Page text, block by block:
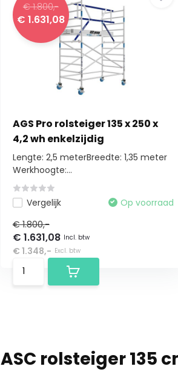
€ 1.800,-
€ 1.631,08
AGS Pro rolsteiger 135 x 250 x
4,2 wh enkelzijdig
Lengte: 2,5 meterBreedte: 1,35 meter
Werkhoogte:...
Vergelijk
Op voorraad
€ 1.800,-
€ 1.631,08 Incl. btw
€ 1.348,- Excl. btw
ASC rolsteiger 135